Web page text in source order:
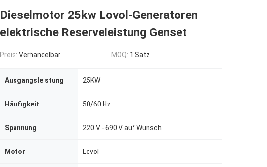
Dieselmotor 25kw Lovol-Generatoren
elektrische Reserveleistung Genset
Preis: Verhandelbar MOQ: 1 Satz
Ausgangsleistung 25KW
Häufigkeit 50/60 Hz
Spannung 220 V - 690 V auf Wunsch
Motor Lovol